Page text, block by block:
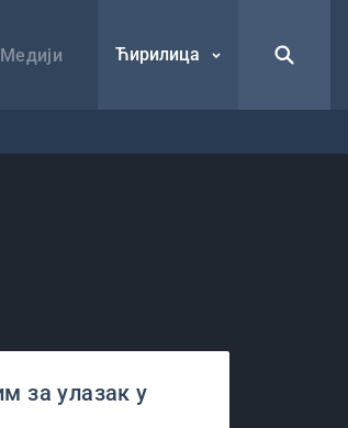
Медији Ћирилица
за улазак у